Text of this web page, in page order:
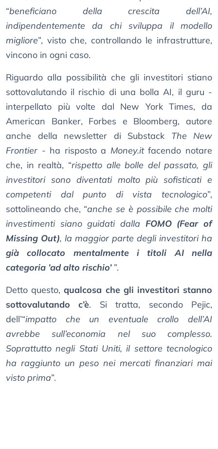
“beneficiano della crescita dell’AI,
indipendentemente da chi sviluppa il modello
migliore”, visto che, controllando le infrastrutture,
vincono in ogni caso.
Riguardo alla possibilità che gli investitori stiano
sottovalutando il rischio di una bolla AI, il guru -
interpellato più volte dal New York Times, da
American Banker, Forbes e Bloomberg, autore
anche della newsletter di Substack The New
Frontier - ha risposto a Money.itfacendo notare
che, in realtà, “rispetto alle bolle del passato, gli
investitori sono diventati molto più sofisticati e
competenti dal punto di vista tecnologico”,
sottolineando che, “anche se è possibile che molti
investimenti siano guidati dalla FOMO (Fear of
Missing Out), la maggior parte degli investitori ha
già collocato mentalmente i titoli AI nella
categoria ’ad alto rischio’ ”.
Detto questo,qualcosa che gli investitori stanno
sottovalutando c’è. Si tratta, secondo Pejic,
dell’“impatto che un eventuale crollo dell’AI
avrebbe sull’economia nel suo complesso.
Soprattutto negli Stati Uniti, il settore tecnologico
ha raggiunto un peso nei mercati finanziari mai
visto prima”.